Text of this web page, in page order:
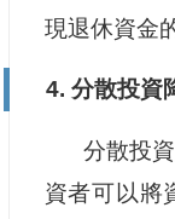
現退休資金
4. 分散投資
分散投
資者可以將